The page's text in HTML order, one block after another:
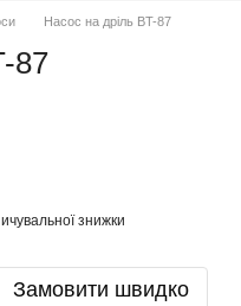
Насос на дріль BT-87
87
знижки
Замовити швидко